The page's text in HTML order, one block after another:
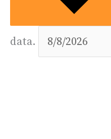
data.